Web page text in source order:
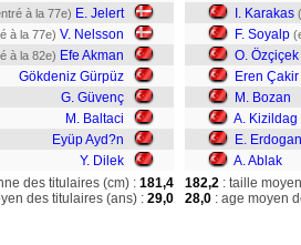
à la 77e) E. Jelert
à la 77e) V. Nelsson
à la 82e) Efe Akman
Gökdeniz Gürpüz
G. Güvenç
M. Baltaci
Eyüp Ayd?n
Y. Dilek
I. Karakas
F. Soyalp
O. Özçiçek
Eren Çakir
M. Bozan
A. Kizildag
E. Erdogan
A. Ablak
des titulaires (cm) : 181,4
des titulaires (ans) : 29,0
182,2 : taille
28,0 : age moyen